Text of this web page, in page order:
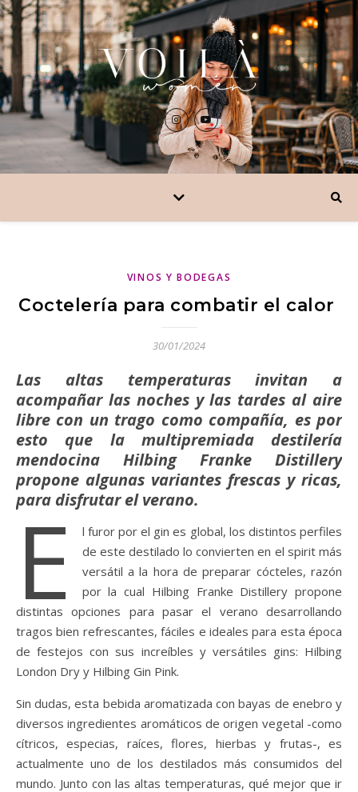
VINOS Y BODEGAS
Coctelería para combatir el calor
30/01/2024
Las altas temperaturas invitan a
acompañar las noches y las tardes al aire
libre con un trago como compañía, es por
esto que la multipremiada destilería
mendocina Hilbing Franke Distillery
propone algunas variantes frescas y ricas,
para disfrutar el verano.
E
l furor por el gin es global, los distintos perfiles
de este destilado lo convierten en el spirit más
versátil a la hora de preparar cócteles, razón
por la cual Hilbing Franke Distillery propone
distintas opciones para pasar el verano desarrollando
tragos bien refrescantes, fáciles e ideales para esta época
de festejos con sus increíbles y versátiles gins: Hilbing
London Dry y Hilbing Gin Pink.
Sin dudas, esta bebida aromatizada con bayas de enebro y
diversos ingredientes aromáticos de origen vegetal -como
cítricos, especias, raíces, flores, hierbas y frutas-, es
actualmente uno de los destilados más consumidos del
mundo. Junto con las altas temperaturas, qué mejor que ir